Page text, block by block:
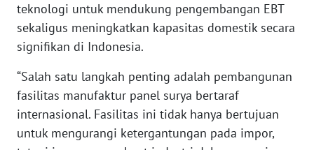
teknologi untuk mendukung pengembangan EBT
sekaligus meningkatkan kapasitas domestik secara
signifikan di Indonesia.
“Salah satu langkah penting adalah pembangunan
fasilitas manufaktur panel surya bertaraf
internasional. Fasilitas ini tidak hanya bertujuan
untuk mengurangi ketergantungan pada impor,
WN
RIAU
WN
SERAMBI
WN